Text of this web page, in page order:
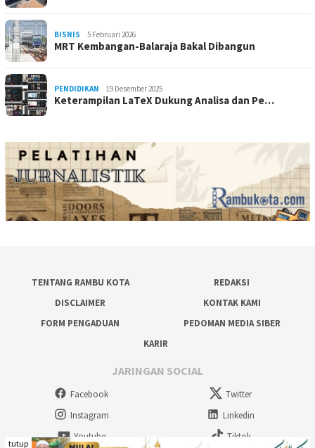
BISNIS 5 Februari 2026
MRT Kembangan-Balaraja Bakal Dibangun
PENDIDIKAN 19 Desember 2025
Keterampilan LaTeX Dukung Analisa dan Pe…
TENTANG RAMBU KOTA
REDAKSI
DISCLAIMER
KONTAK KAMI
FORM PENGADUAN
PEDOMAN MEDIA SIBER
KARIR
JARINGAN SOCIAL
Facebook
Twitter
Instagram
Linkedin
Youtube
Tiktok
tutup